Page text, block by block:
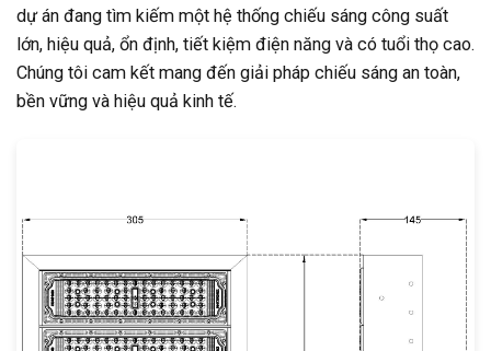
dự án đang tìm kiếm một hệ thống chiếu sáng công suất
lớn, hiệu quả, ổn định, tiết kiệm điện năng và có tuổi thọ cao.
Chúng tôi cam kết mang đến giải pháp chiếu sáng an toàn,
bền vững và hiệu quả kinh tế.